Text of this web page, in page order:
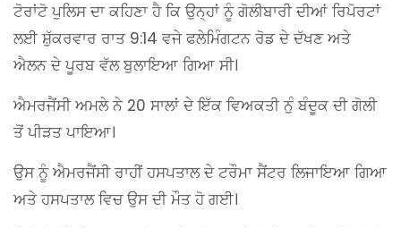
ਟੋਰਾਂਟੋ ਪੁਲਿਸ ਦਾ ਕਹਿਣਾ ਹੈ ਕਿ ਉਨ੍ਹਾਂ ਨੂੰ ਗੋਲੀਬਾਰੀ ਦੀਆਂ ਰਿਪੋਰਟਾਂ
ਲਈ ਸ਼ੁੱਕਰਵਾਰ ਰਾਤ 9:14 ਵਜੇ ਫਲੇਮਿੰਗਟਨ ਰੋਡ ਦੇ ਦੱਖਣ ਅਤੇ
ਐਲਨ ਦੇ ਪੂਰਬ ਵੱਲ ਬੁਲਾਇਆ ਗਿਆ ਸੀ।
ਐਮਰਜੈਂਸੀ ਅਮਲੇ ਨੇ 20 ਸਾਲਾਂ ਦੇ ਇੱਕ ਵਿਅਕਤੀ ਨੁੰ ਬੰਦੂਕ ਦੀ ਗੋਲੀ
ਤੋਂ ਪੀੜਤ ਪਾਇਆ।
ਉਸ ਨੂੰ ਐਮਰਜੈਂਸੀ ਰਾਹੀਂ ਹਸਪਤਾਲ ਦੇ ਟਰੌਮਾ ਸੈਂਟਰ ਲਿਜਾਇਆ ਗਿਆ
ਅਤੇ ਹਸਪਤਾਲ ਵਿਚ ਉਸ ਦੀ ਮੌਤ ਹੋ ਗਈ।